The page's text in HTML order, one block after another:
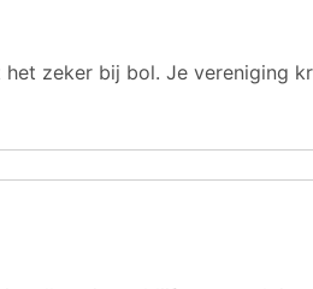
zeker bij bol. Je vereniging